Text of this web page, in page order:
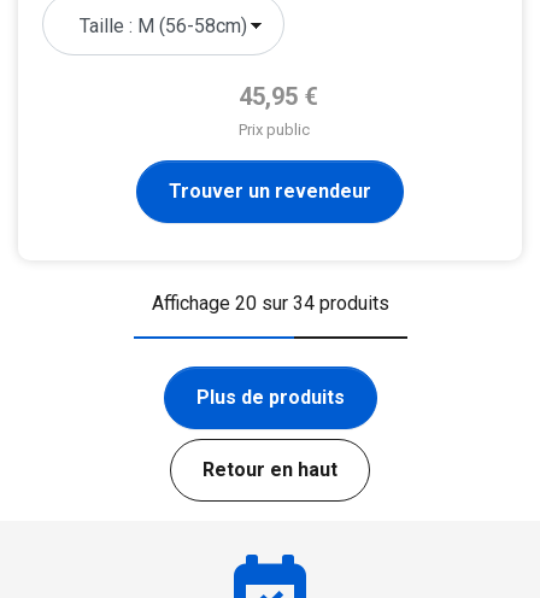
Prix de base
45,95 €
Prix public
Trouver un revendeur
Affichage 20 sur 34 produits
Plus de produits
Retour en haut